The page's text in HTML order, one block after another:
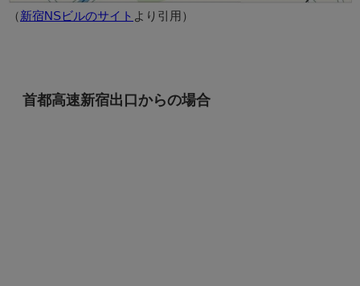
（ 新宿NSビルのサイト より引用）
首都高速新宿出口からの場合